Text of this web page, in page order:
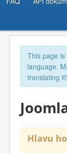
This page
language.
translating
Hlavu